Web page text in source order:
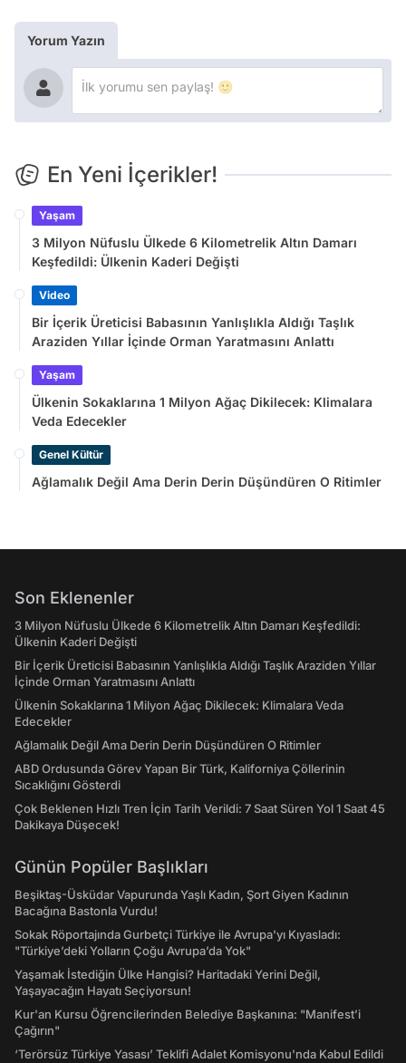
Yorum Yazın
En Yeni İçerikler!
Yaşam
3 Milyon Nüfuslu Ülkede 6 Kilometrelik Altın Damarı
Keşfedildi: Ülkenin Kaderi Değişti
Video
Bir İçerik Üreticisi Babasının Yanlışlıkla Aldığı Taşlık
Araziden Yıllar İçinde Orman Yaratmasını Anlattı
Yaşam
Ülkenin Sokaklarına 1 Milyon Ağaç Dikilecek: Klimalara
Veda Edecekler
Genel Kültür
Ağlamalık Değil Ama Derin Derin Düşündüren O Ritimler
Son Eklenenler
3 Milyon Nüfuslu Ülkede 6 Kilometrelik Altın Damarı Keşfedildi:
Ülkenin Kaderi Değişti
Bir İçerik Üreticisi Babasının Yanlışlıkla Aldığı Taşlık Araziden Yıllar
İçinde Orman Yaratmasını Anlattı
Ülkenin Sokaklarına 1 Milyon Ağaç Dikilecek: Klimalara Veda
Edecekler
Ağlamalık Değil Ama Derin Derin Düşündüren O Ritimler
ABD Ordusunda Görev Yapan Bir Türk, Kaliforniya Çöllerinin
Sıcaklığını Gösterdi
Çok Beklenen Hızlı Tren İçin Tarih Verildi: 7 Saat Süren Yol 1 Saat 45
Dakikaya Düşecek!
Günün Popüler Başlıkları
Beşiktaş-Üsküdar Vapurunda Yaşlı Kadın, Şort Giyen Kadının
Bacağına Bastonla Vurdu!
Sokak Röportajında Gurbetçi Türkiye ile Avrupa'yı Kıyasladı:
"Türkiye’deki Yolların Çoğu Avrupa’da Yok"
Yaşamak İstediğin Ülke Hangisi? Haritadaki Yerini Değil,
Yaşayacağın Hayatı Seçiyorsun!
Kur'an Kursu Öğrencilerinden Belediye Başkanına: "Manifest’i
Çağırın"
‘Terörsüz Türkiye Yasası’ Teklifi Adalet Komisyonu'nda Kabul Edildi